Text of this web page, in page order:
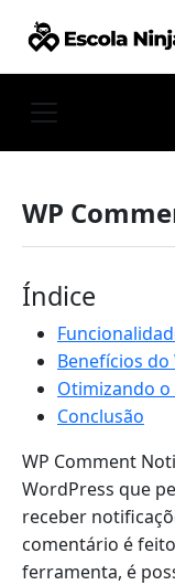
WP
Índice
Benefícios
Otimizando
Conclusão
WP Comment
WordPress que
receber
comentário é
ferramenta, é